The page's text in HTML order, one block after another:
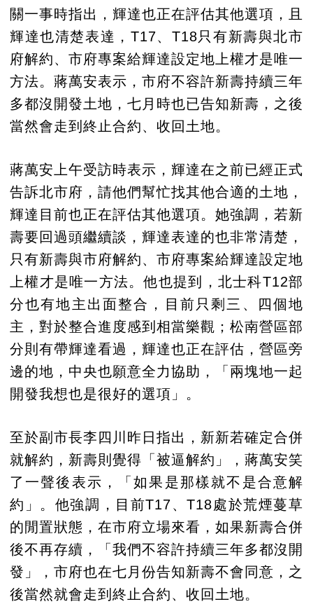
關一事時指出，輝達也正在評估其他選項，且
輝達也清楚表達，T17、T18只有新壽與北市
府解約、市府專案給輝達設定地上權才是唯一
方法。蔣萬安表示，市府不容許新壽持續三年
多都沒開發土地，七月時也已告知新壽，之後
當然會走到終止合約、收回土地。
蔣萬安上午受訪時表示，輝達在之前已經正式
告訴北市府，請他們幫忙找其他合適的土地，
輝達目前也正在評估其他選項。她強調，若新
壽要回過頭繼續談，輝達表達的也非常清楚，
只有新壽與市府解約、市府專案給輝達設定地
上權才是唯一方法。他也提到，北士科T12部
分也有地主出面整合，目前只剩三、四個地
主，對於整合進度感到相當樂觀；松南營區部
分則有帶輝達看過，輝達也正在評估，營區旁
邊的地，中央也願意全力協助，「兩塊地一起
開發我想也是很好的選項」。
至於副市長李四川昨日指出，新新若確定合併
就解約，新壽則覺得「被逼解約」，蔣萬安笑
了一聲後表示，「如果是那樣就不是合意解
約」。他強調，目前T17、T18處於荒煙蔓草
的閒置狀態，在市府立場來看，如果新壽合併
後不再存續，「我們不容許持續三年多都沒開
發」，市府也在七月份告知新壽不會同意，之
後當然就會走到終止合約、收回土地。